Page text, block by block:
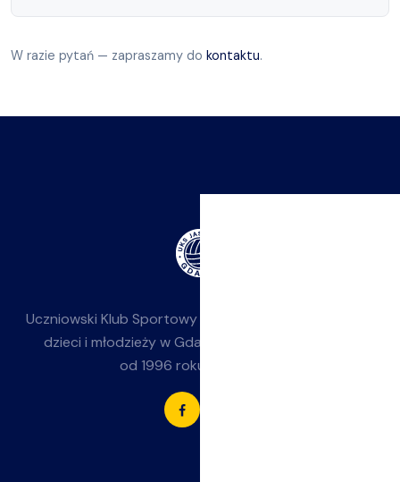
W razie pytań — zapraszamy do kontaktu.
Uczniowski Klub Sportowy
dzieci i młodzieży w Gdańsku-Jasieniu. Działamy
od 1996 roku przy SP 85.